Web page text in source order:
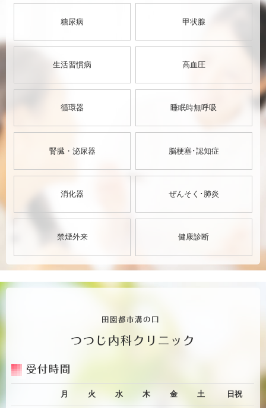
糖尿病 甲状腺
生活習慣病 高血圧
循環器 睡眠時無呼吸
腎臓・泌尿器 脳梗塞･認知症
消化器 ぜんそく･肺炎
禁煙外来 健康診断
田園都市溝の口
つつじ内科クリニック
受付時間
月 火 水 木 金 土 日祝